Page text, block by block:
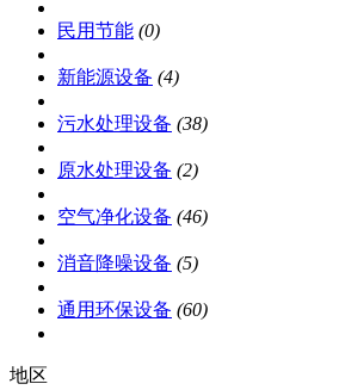
民用节能 (0)
新能源设备 (4)
污水处理设备 (38)
原水处理设备 (2)
空气净化设备 (46)
消音降噪设备 (5)
通用环保设备 (60)
地区